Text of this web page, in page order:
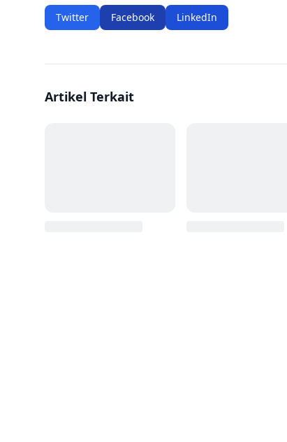
Twitter Facebook LinkedIn
Artikel Terkait